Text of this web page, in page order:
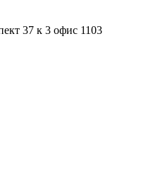
37 к 3 офис 1103